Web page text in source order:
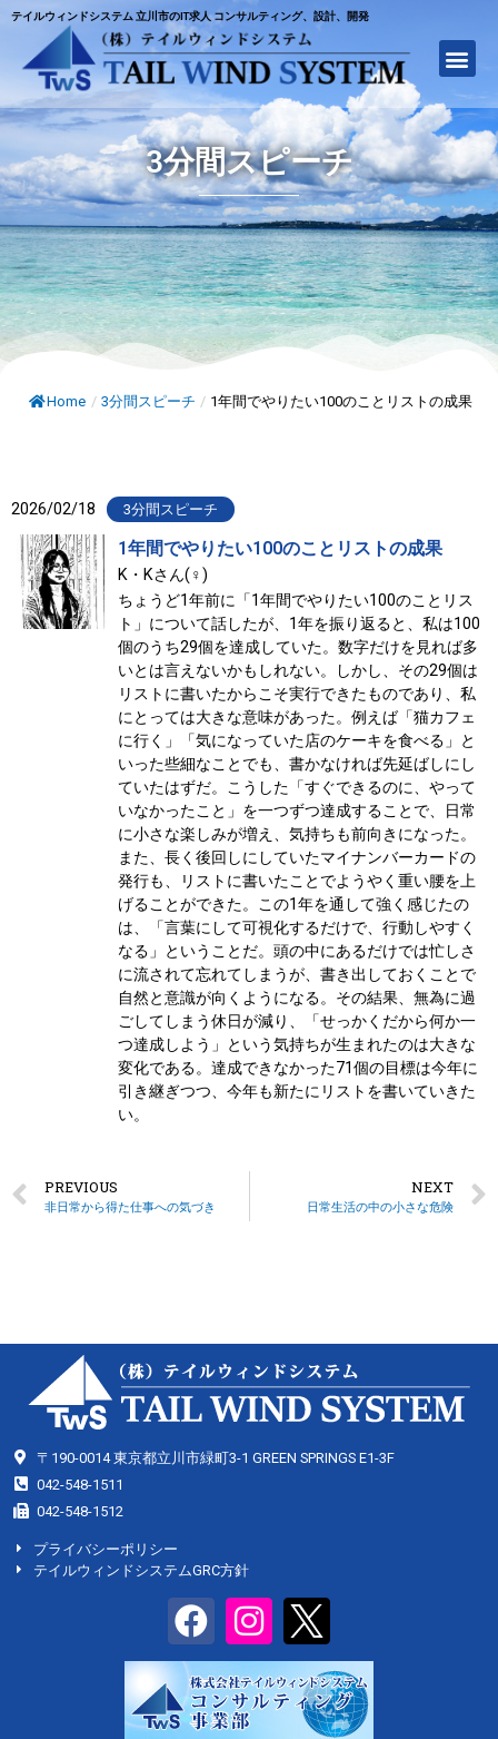
テイルウィンドシステム 立川市のIT求人 コンサルティング、設計、開発
3分間スピーチ
Home / 3分間スピーチ / 1年間でやりたい100のことリストの成果
2026/02/18 3分間スピーチ
1年間でやりたい100のことリストの成果
K・Kさん(♀)
ちょうど1年前に「1年間でやりたい100のことリス
ト」について話したが、1年を振り返ると、私は100
個のうち29個を達成していた。数字だけを見れば多
いとは言えないかもしれない。しかし、その29個は
リストに書いたからこそ実行できたものであり、私
にとっては大きな意味があった。例えば「猫カフェ
に行く」「気になっていた店のケーキを食べる」と
いった些細なことでも、書かなければ先延ばしにし
ていたはずだ。こうした「すぐできるのに、やって
いなかったこと」を一つずつ達成することで、日常
に小さな楽しみが増え、気持ちも前向きになった。
また、長く後回しにしていたマイナンバーカードの
発行も、リストに書いたことでようやく重い腰を上
げることができた。この1年を通して強く感じたの
は、「言葉にして可視化するだけで、行動しやすく
なる」ということだ。頭の中にあるだけでは忙しさ
に流されて忘れてしまうが、書き出しておくことで
自然と意識が向くようになる。その結果、無為に過
ごしてしまう休日が減り、「せっかくだから何か一
つ達成しよう」という気持ちが生まれたのは大きな
変化である。達成できなかった71個の目標は今年に
引き継ぎつつ、今年も新たにリストを書いていきた
い。
PREVIOUS
非日常から得た仕事への気づき
NEXT
日常生活の中の小さな危険
〒190-0014 東京都立川市緑町3-1 GREEN SPRINGS E1-3F
042-548-1511
042-548-1512
プライバシーポリシー
テイルウィンドシステムGRC方針